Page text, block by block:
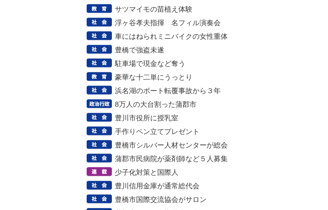
サツマイモの苗植え体験
浮ヶ谷孝夫指揮 名フィル演奏会
車にはねられミニバイクの女性重体
豊橋で強盗未遂
駐車場で現金など奪う
豪華な十二単にうっとり
浜名湖のボート転覆事故から３年
8万人の大台割った蒲郡市
豊川市役所に授乳室
手作りペン立てプレゼント
豊橋市シルバー人材センターが総会
蒲郡市民病院が薬剤師など５人募集
少子化対策と国際人
豊川信用金庫が通常総代会
豊橋市国際交流協会がサロン